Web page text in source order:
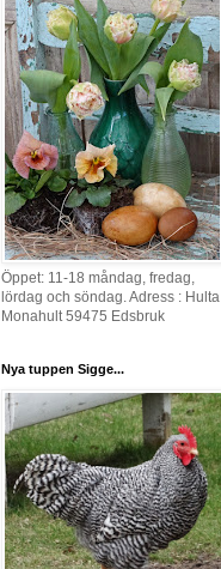
Öppet: 11-18 måndag, fredag,
lördag och söndag. Adress : Hulta
Monahult 59475 Edsbruk
Nya tuppen Sigge...